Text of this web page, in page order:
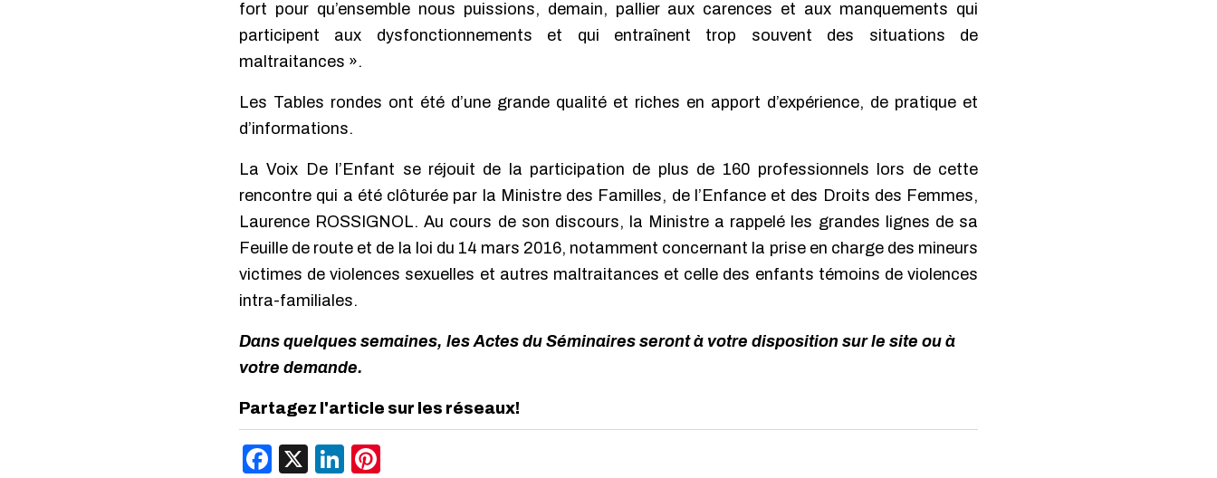
fort pour qu’ensemble nous puissions, demain, pallier aux carences et aux manquements qui
participent aux dysfonctionnements et qui entraînent trop souvent des situations de
maltraitances ».
Les Tables rondes ont été d’une grande qualité et riches en apport d’expérience, de pratique et
d’informations.
La Voix De l’Enfant se réjouit de la participation de plus de 160 professionnels lors de cette
rencontre qui a été clôturée par la Ministre des Familles, de l’Enfance et des Droits des Femmes,
Laurence ROSSIGNOL. Au cours de son discours, la Ministre a rappelé les grandes lignes de sa
Feuille de route et de la loi du 14 mars 2016, notamment concernant la prise en charge des mineurs
victimes de violences sexuelles et autres maltraitances et celle des enfants témoins de violences
intra-familiales.
Dans quelques semaines, les Actes du Séminaires seront à votre disposition sur le site ou à
votre demande.
Partagez l'article sur les réseaux!
Facebook
X LinkedIn